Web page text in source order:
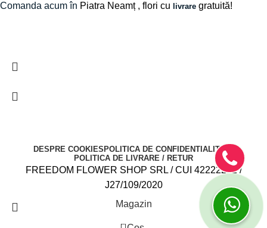
Comanda acum în Piatra Neamț, flori cu livrare gratuită!
DESPRE COOKIES POLITICA DE CONFIDENTIALITATE
POLITICA DE LIVRARE / RETUR
FREEDOM FLOWER SHOP SRL / CUI 42222282 /
J27/109/2020
Magazin
0